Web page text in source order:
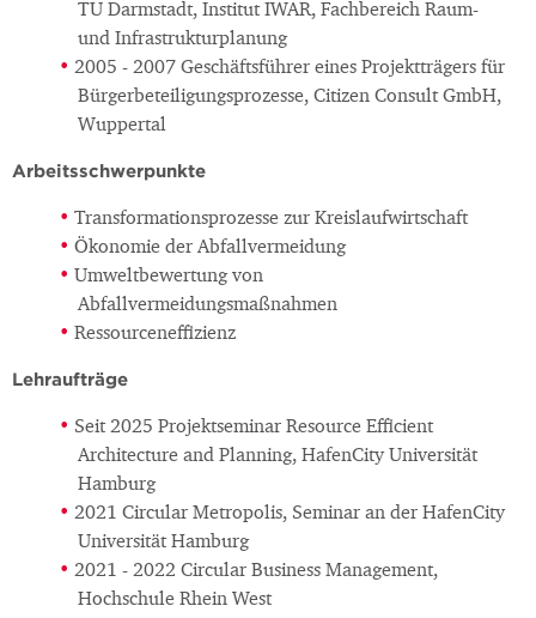
TU Darmstadt, Institut IWAR, Fachbereich Raum-
und Infrastrukturplanung
2005 - 2007 Geschäftsführer eines Projektträgers für
Bürgerbeteiligungsprozesse, Citizen Consult GmbH,
Wuppertal
Arbeitsschwerpunkte
Transformationsprozesse zur Kreislaufwirtschaft
Ökonomie der Abfallvermeidung
Umweltbewertung von
Abfallvermeidungsmaßnahmen
Ressourceneffizienz
Lehraufträge
Seit 2025 Projektseminar Resource Efficient
Architecture and Planning, HafenCity Universität
Hamburg
2021 Circular Metropolis, Seminar an der HafenCity
Universität Hamburg
2021 - 2022 Circular Business Management,
Hochschule Rhein West